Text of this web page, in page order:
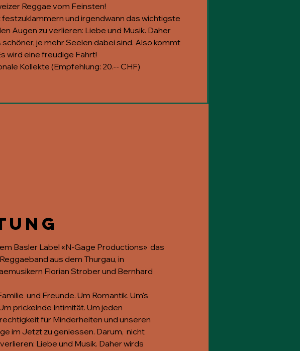
Reggae vom Feinsten!
festzuklammern und irgendwann das wichtigste
Augen zu verlieren: Liebe und Musik. Daher
schöner, je mehr Seelen dabei sind. Also kommt
wird eine freudige Fahrt!
Kollekte (Empfehlung: 20.-- CHF)
Basler Label «N-Gage Productions»  das
aus dem Thurgau, in
Florian Strober und Bernhard
und Freunde. Um Romantik. Um's
prickelnde Intimität. Um jeden
für Minderheiten und unseren
im Jetzt zu geniessen. Darum,  nicht
Liebe und Musik. Daher wirds